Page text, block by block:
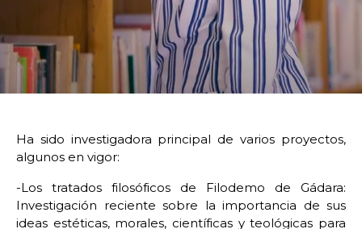
Ha sido investigadora principal de varios proyectos,
algunos en vigor:
-Los tratados filosóficos de Filodemo de Gádara:
Investigación reciente sobre la importancia de sus
ideas estéticas, morales, científicas y teológicas para